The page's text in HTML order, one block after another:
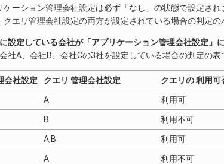
ーション管理会社設定は必ず「なし」の状態で設定され
エリ管理会社設定の両方が設定されている場合の判定の
設定している会社が「アプリケーション管理会社設定」
社A、会社B、会社Cの3社を設定している場合の判定の表
会社設定 クエリ 管理会社設定 クエリの 利用可
A 利用可
B 利用不可
A,B 利用可
A 利用不可